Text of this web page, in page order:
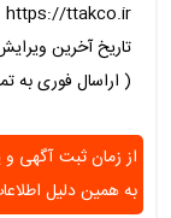
https://ttakco.ir
تاریخ آخرین
( اراسال فوری به
از زمان ثبت آگهی
به همین دلیل